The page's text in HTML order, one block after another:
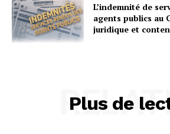
L’indemnité de
agents publics au
juridique et
Plus de